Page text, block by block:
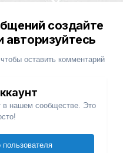
создайте
авторизуйтесь
оставить комментарий
в нашем сообществе. Это
пользователя